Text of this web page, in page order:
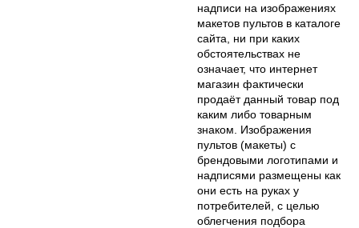
надписи на изображениях
макетов пультов в каталоге
сайта, ни при каких
обстоятельствах не
означает, что интернет
магазин фактически
продаёт данный товар под
каким либо товарным
знаком. Изображения
пультов (макеты) с
брендовыми логотипами и
надписями размещены как
они есть на руках у
потребителей, с целью
облегчения подбора